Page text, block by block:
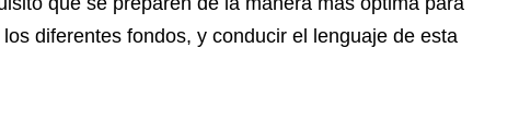
diferentes fondos, y conducir el lenguaje de esta